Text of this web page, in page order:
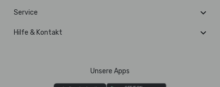
Service
Hilfe & Kontakt
Unsere Apps